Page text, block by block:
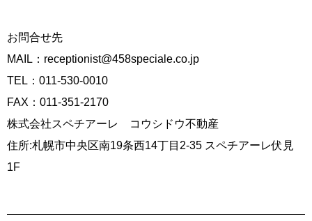
お問合せ先
MAIL： receptionist@458speciale.co.jp
TEL：011-530-0010
FAX：011-351-2170
株式会社スペチアーレ コウシドウ不動産
住所:札幌市中央区南19条西14丁目2-35 スペチアーレ伏見
1F